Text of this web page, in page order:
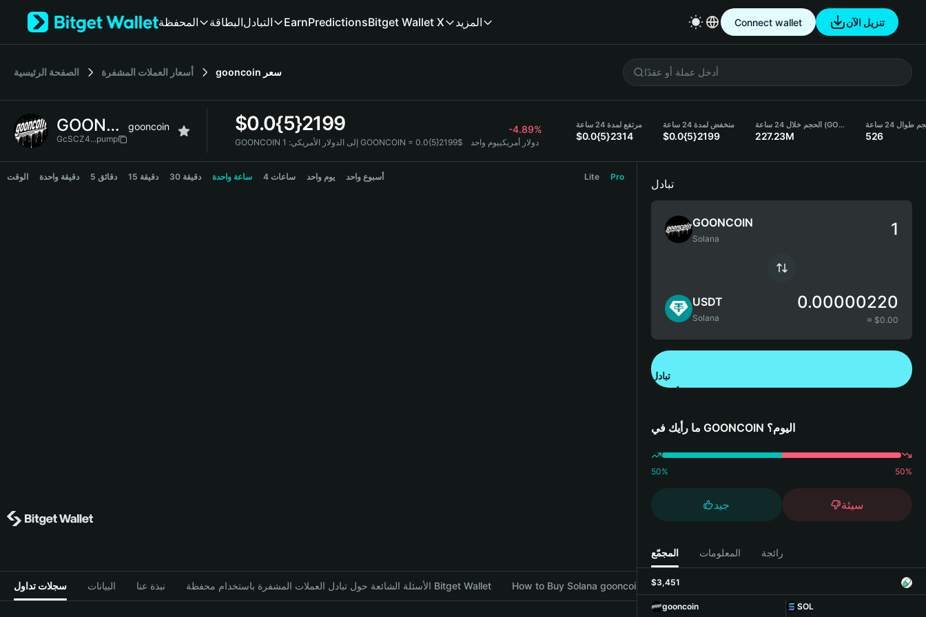
Tiếng Việt
Español (Latinoamérica)
Français
Deutsch
繁體中文
المحفظة البطاقةالتبادل EarnPredictionsBitget Wallet X المزيد Connect wallet تنزيل الآن
الصفحة الرئيسية أسعار العملات المشفرة gooncoin سعر
GOONCOIN gooncoin
GcSCZ4...pump
$0.0{5}2199 -4.89%
GOONCOIN إلى الدولار الأمريكي: 1 GOONCOIN = 0.0{5}2199$ دولار أمريكييوم واحد
مرتفع لمدة 24 ساعة
$0.0{5}2314
منخفض لمدة 24 ساعة
$0.0{5}2199
الحجم خلال 24 ساعة (GOONCOIN)
227.23M
طوال 24 ساعة
526
GOONCOIN Price Chart
الوقت دقيقة واحدة 5 دقائق 15 دقيقة 30 دقيقة ساعة واحدة 4 ساعات يوم واحد أسبوع واحد Lite Pro
سجلات تداول البيانات نبذة عنا الأسئلة الشائعة حول تبادل العملات المشفرة باستخدام محفظة Bitget Wallet How to Buy Solana gooncoin with Bitget Wallet
تبادل
GOONCOIN
Solana
USDT
Solana
0.00000220
≈ $0.00
تبادل
ما رأيك في GOONCOIN اليوم؟
50% 50%
جيد سيئة
المجمّع المعلومات رائجة
$3,451
gooncoin
SOL